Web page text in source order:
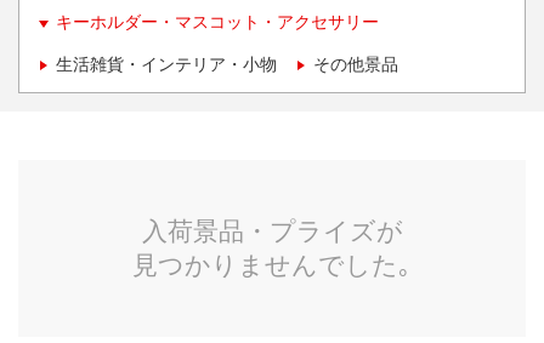
キーホルダー・マスコット・アクセサリー
生活雑貨・インテリア・小物 その他景品